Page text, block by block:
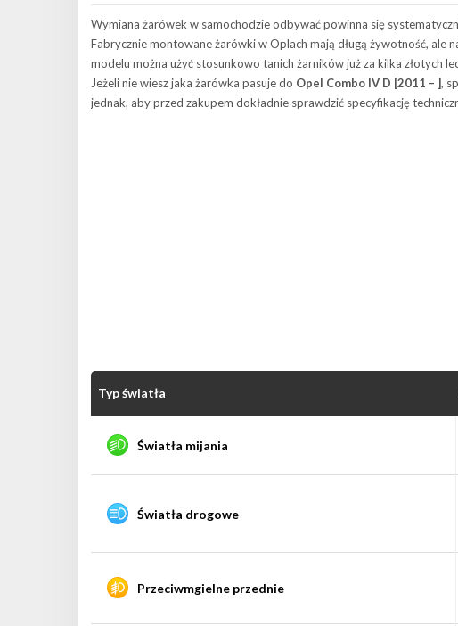
Wymiana żarówek w samochodzie odbywać powinna się
Fabrycznie montowane żarówki w Oplach mają długą żywotność, ale
modelu można użyć stosunkowo tanich żarników już za kilka złotych
Jeżeli nie wiesz jaka żarówka pasuje do Opel Combo IV D [2011 – ],
jednak, aby przed zakupem dokładnie sprawdzić specyfikację
Typ światła
Światła mijania
Światła drogowe
Przeciwmgielne przednie